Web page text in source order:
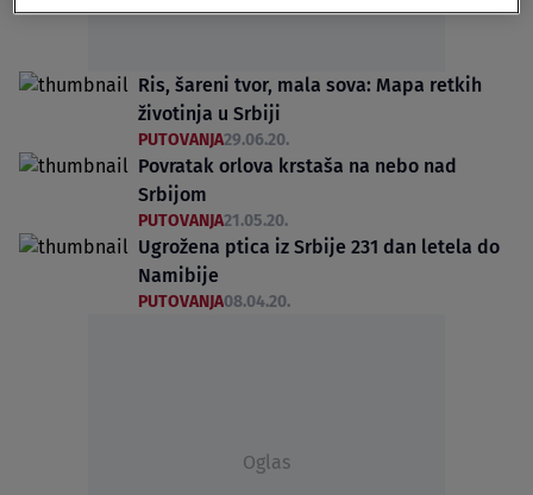
Ris, šareni tvor, mala sova: Mapa retkih
životinja u Srbiji
PUTOVANJA29.06.20.
Povratak orlova krstaša na nebo nad
Srbijom
PUTOVANJA21.05.20.
Ugrožena ptica iz Srbije 231 dan letela do
Namibije
PUTOVANJA08.04.20.
Oglas